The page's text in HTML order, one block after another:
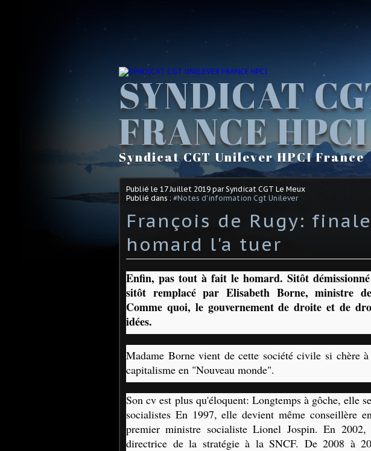
SYNDICAT
FRANCE HPCI
Syndicat CGT Unilever HPCI France
Publié le 17 Juillet 2019 par Syndicat CGT Le Meux
Publié dans : #Notes d'information Cgt Unilever
François de Rugy:
homard l'a tuer
Enfin, pas tout à fait le homard. Sitôt
sitôt remplacé par Elisabeth Borne, ministre
Comme quoi, le gouvernement de droite et de
idées.
Madame Borne vient de cette société civile si chère
capitalisme en "Nouveau monde".
Son cv est plus qu'éloquent: Longtemps à gôche, elle
socialistes En 1997, elle devient même conseillère
premier ministre socialiste Lionel Jospin. En
directrice de la stratégie à la SNCF. De 2008 à